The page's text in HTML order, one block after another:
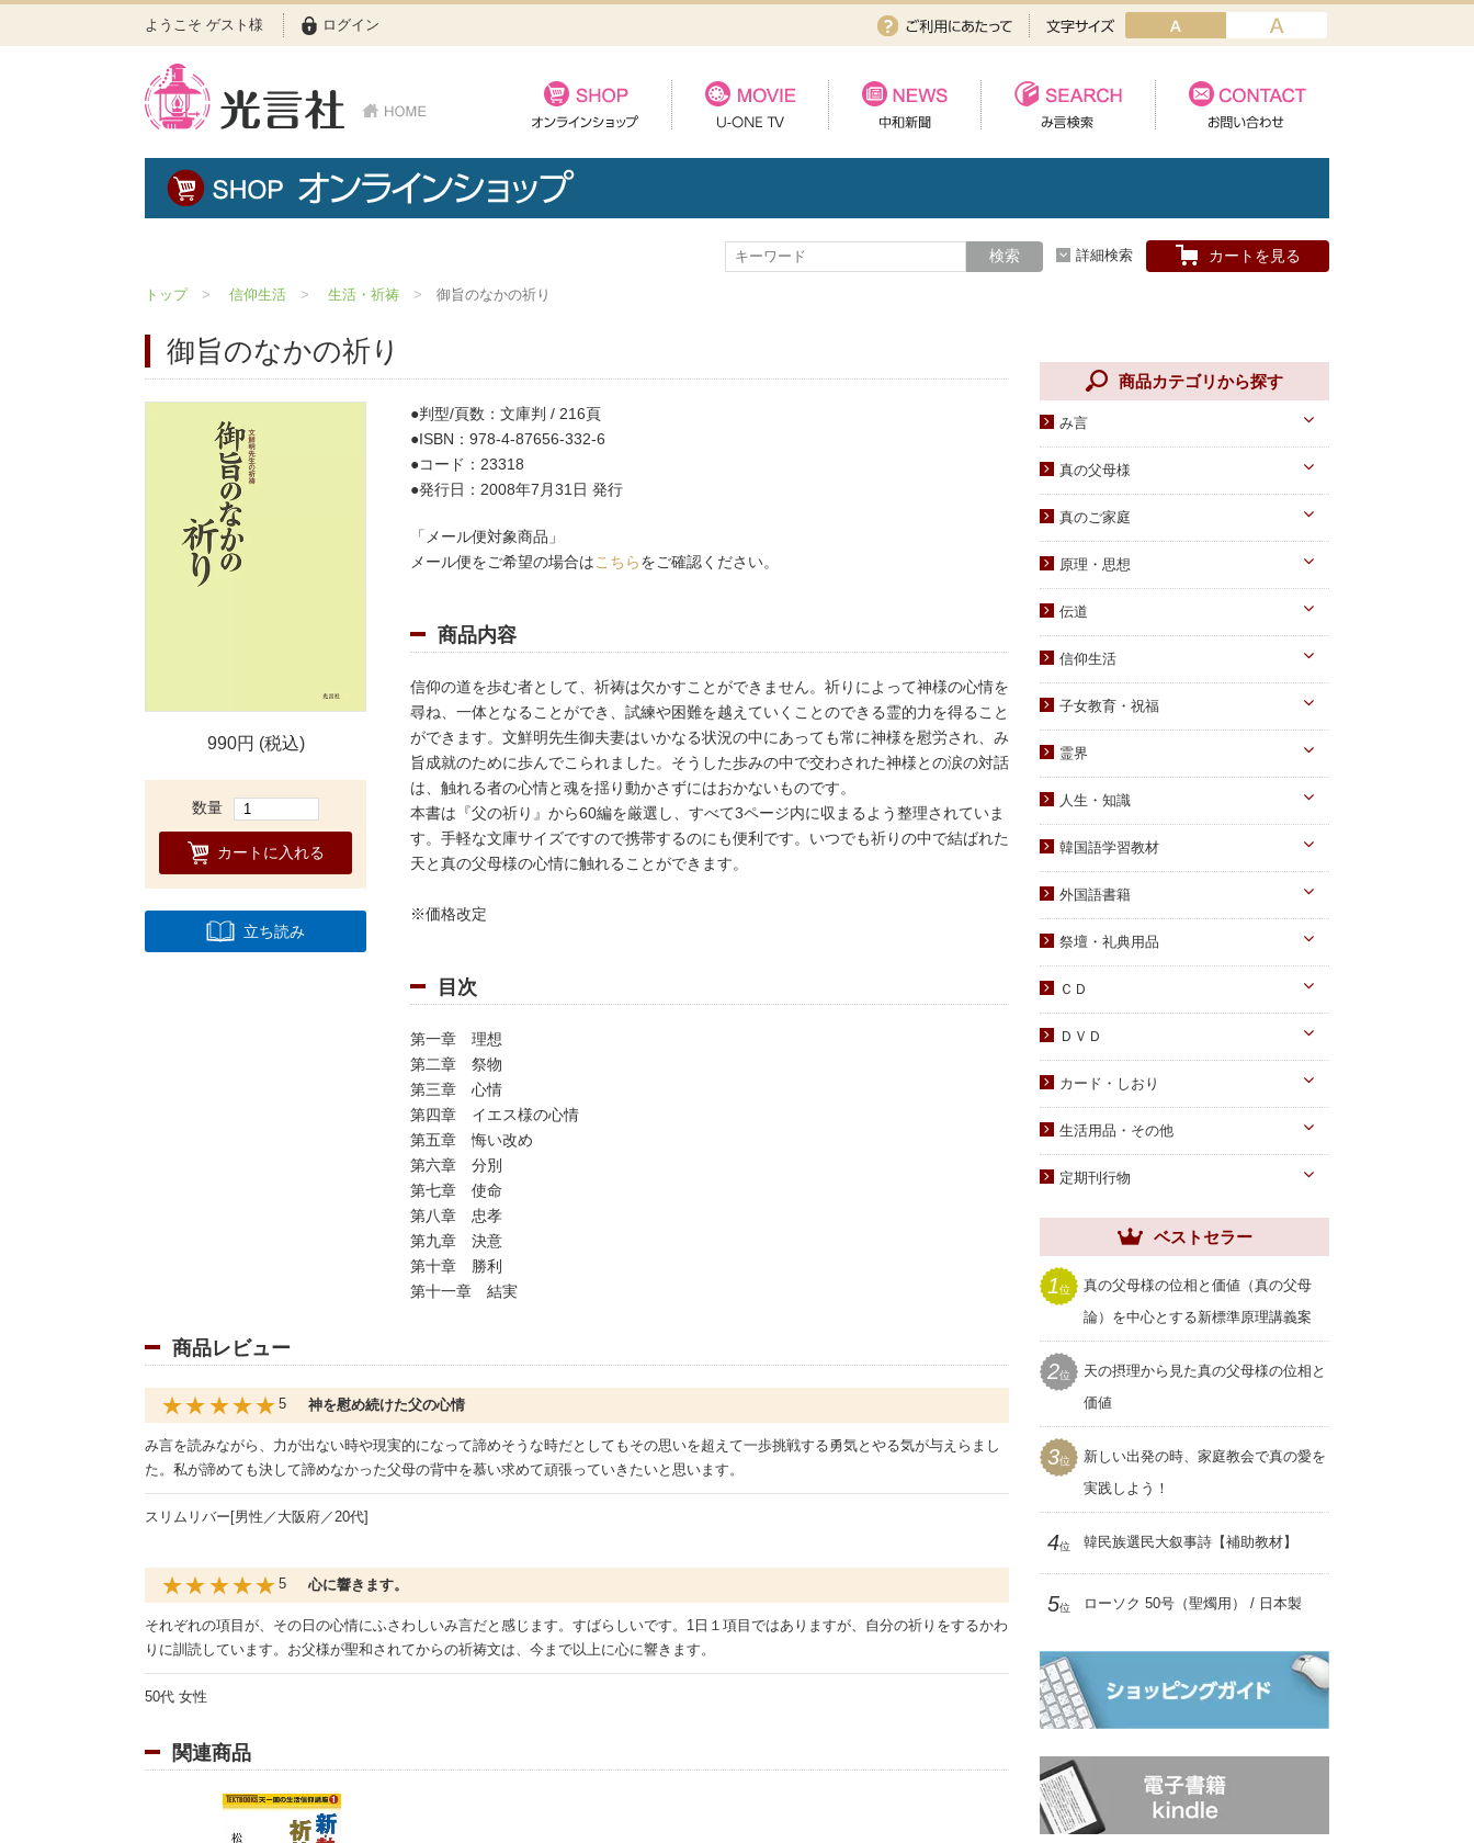
ようこそ ゲスト様 ログイン
検索 詳細検索 カートを見る
トップ 信仰生活 生活・祈祷 御旨のなかの祈り
御旨のなかの祈り
990円 (税込)
数量
カートに入れる
立ち読み
判型/頁数：文庫判 / 216頁
ISBN：978-4-87656-332-6
コード：23318
発行日：2008年7月31日 発行
「メール便対象商品」
メール便をご希望の場合はこちらをご確認ください。
商品内容
信仰の道を歩む者として、祈祷は欠かすことができません。祈りによって神様の心情を
尋ね、一体となることができ、試練や困難を越えていくことのできる霊的力を得ること
ができます。文鮮明先生御夫妻はいかなる状況の中にあっても常に神様を慰労され、み
旨成就のために歩んでこられました。そうした歩みの中で交わされた神様との涙の対話
は、触れる者の心情と魂を揺り動かさずにはおかないものです。
本書は『父の祈り』から60編を厳選し、すべて3ページ内に収まるよう整理されていま
す。手軽な文庫サイズですので携帯するのにも便利です。いつでも祈りの中で結ばれた
天と真の父母様の心情に触れることができます。
※価格改定
目次
第一章 理想
第二章 祭物
第三章 心情
第四章 イエス様の心情
第五章 悔い改め
第六章 分別
第七章 使命
第八章 忠孝
第九章 決意
第十章 勝利
第十一章 結実
商品レビュー
★★★★★ 5 神を慰め続けた父の心情
み言を読みながら、力が出ない時や現実的になって諦めそうな時だとしてもその思いを超えて一歩挑戦する勇気とやる気が与えらまし
た。私が諦めても決して諦めなかった父母の背中を慕い求めて頑張っていきたいと思います。
スリムリバー[男性／大阪府／20代]
★★★★★ 5 心に響きます。
それぞれの項目が、その日の心情にふさわしいみ言だと感じます。すばらしいです。1日１項目ではありますが、自分の祈りをするかわ
りに訓読しています。お父様が聖和されてからの祈祷文は、今まで以上に心に響きます。
50代 女性
関連商品
商品カテゴリから探す
み言
八大教材・教本関連
摂理のみ言
信仰のみ言
信仰入門
祈祷文集
宣布・講演
真の父母様
真のお母様
生涯路程
自叙伝関連
真のご家庭
原理・思想
統一思想
勝共理論
伝道
原理講義
統一運動
ブックレット
信仰生活
学習教材
祝福・伝統
信仰の証し・教会史
書写
子女教育・祝福
小学生向け
中高生向け
青年向け
父母向け
DVD
PDF版（子女向け）
霊界
霊界メッセージ
人生・知識
家庭
知識
宗教迫害
韓国語学習教材
光の子韓国語教材
外国語書籍
英語・他
祭壇・礼典用品
蝋燭・燭台・火消し
祭壇用ﾃｰﾌﾞﾙｸﾛｽ
献金袋
聖塩入れ
ＣＤ
PDF版 CD-ROM
ＤＶＤ
教育・教養
子女教育
アニメ
カード・しおり
しおり
クリアしおり
生活用品・その他
生活用品・その他
家庭用品
セール
プレゼント用品
定期刊行物
祝福家庭
世界家庭
ムーンワールド
聖和
ベストセラー
1位
真の父母様の位相と価値（真の父母
論）を中心とする新標準原理講義案
2位
天の摂理から見た真の父母様の位相と
価値
3位
新しい出発の時、家庭教会で真の愛を
実践しよう！
4位 韓民族選民大叙事詩【補助教材】
5位 ローソク 50号（聖燭用） / 日本製